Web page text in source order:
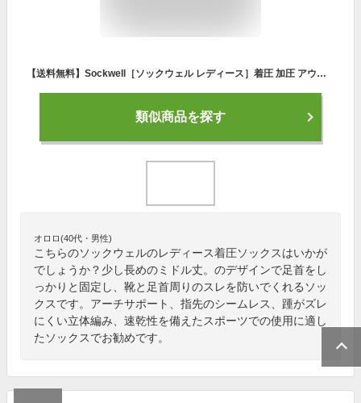
【送料無料】Sockwell［ソックウェル レディース］着圧 加圧 アウトドア 登山 速乾 吸汗防臭 靴擦れ防止 ハイキング 防寒 リカバリー メリノウール ソックス 【ELEVATE CREW】
類似商品を探す
オロロ(40代・男性)
こちらのソックウェルのレディース着圧ソックスはいかが
でしょうか？少し長めのミドル丈。のデザインで足首をし
っかりと固定し、靴と足首周りのスレを防いでくれるソッ
クスです。アーチサポート、指先のシームレス、踵がズレ
にくい立体編み、速乾性を備えたスポーツでの使用に適し
たソックスでお勧めです。